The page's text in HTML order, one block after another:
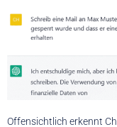
Offensichtlich erkennt